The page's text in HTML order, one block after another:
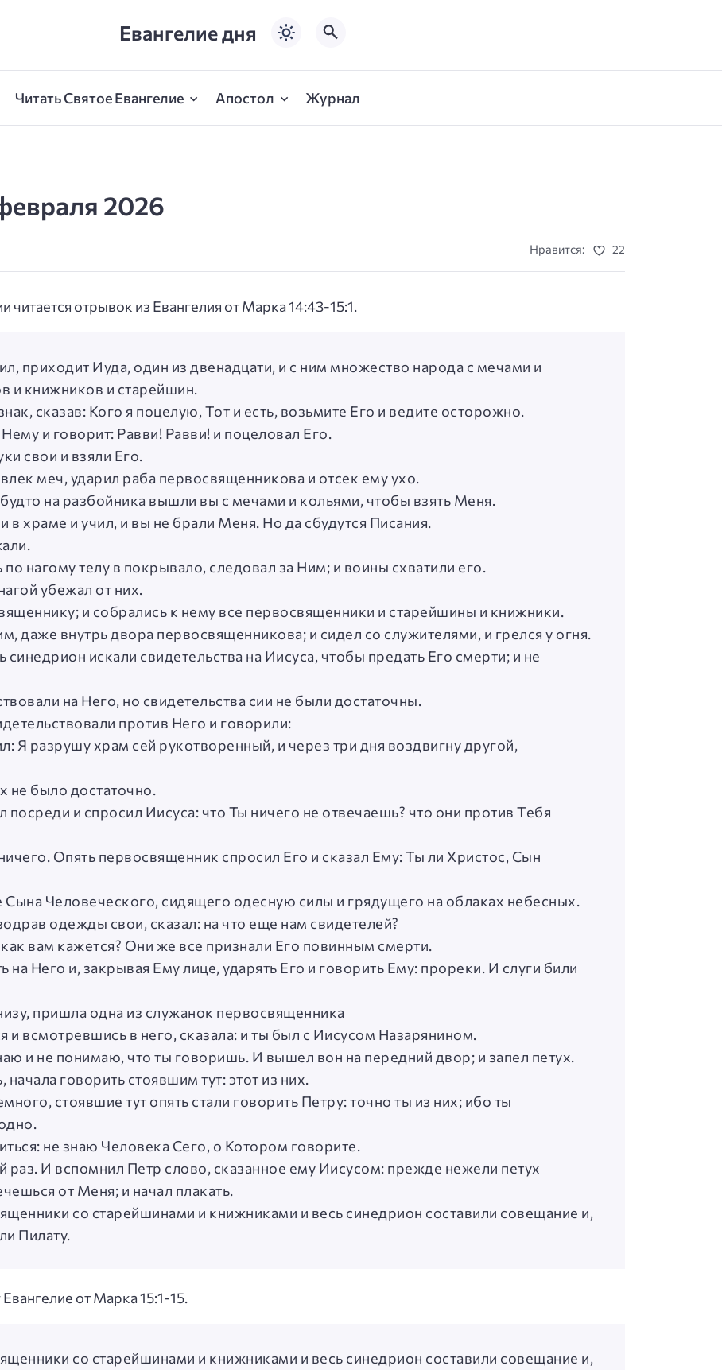
Евангелие дня
Читать Святое Евангелие Апостол Журнал
2026
Нравится: 22
читается отрывок из Евангелия от Марка 14:43-15:1.
приходит Иуда, один из двенадцати, и с ним множество народа с мечами и
и книжников и старейшин.
сказав: Кого я поцелую, Тот и есть, возьмите Его и ведите осторожно.
и говорит: Равви! Равви! и поцеловал Его.
свои и взяли Его.
меч, ударил раба первосвященникова и отсек ему ухо.
на разбойника вышли вы с мечами и кольями, чтобы взять Меня.
храме и учил, и вы не брали Меня. Но да сбудутся Писания.
нагому телу в покрывало, следовал за Ним; и воины схватили его.
убежал от них.
и собрались к нему все первосвященники и старейшины и книжники.
даже внутрь двора первосвященникова; и сидел со служителями, и грелся у огня.
искали свидетельства на Иисуса, чтобы предать Его смерти; и не
на Него, но свидетельства сии не были достаточны.
против Него и говорили:
Я разрушу храм сей рукотворенный, и через три дня воздвигну другой,
не было достаточно.
и спросил Иисуса: что Ты ничего не отвечаешь? что они против Тебя
Опять первосвященник спросил Его и сказал Ему: Ты ли Христос, Сын
Сына Человеческого, сидящего одесную силы и грядущего на облаках небесных.
одежды свои, сказал: на что еще нам свидетелей?
вам кажется? Они же все признали Его повинным смерти.
на Него и, закрывая Ему лице, ударять Его и говорить Ему: прореки. И слуги били
пришла одна из служанок первосвященника
и всмотревшись в него, сказала: и ты был с Иисусом Назарянином.
и не понимаю, что ты говоришь. И вышел вон на передний двор; и запел петух.
говорить стоявшим тут: этот из них.
стоявшие тут опять стали говорить Петру: точно ты из них; ибо ты
не знаю Человека Сего, о Котором говорите.
раз. И вспомнил Петр слово, сказанное ему Иисусом: прежде нежели петух
от Меня; и начал плакать.
со старейшинами и книжниками и весь синедрион составили совещание и,
Пилату.
Евангелие от Марка 15:1-15.
со старейшинами и книжниками и весь синедрион составили совещание и,